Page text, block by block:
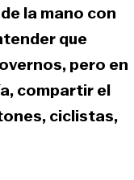
la mano con
que
pero en
compartir el
ciclistas,